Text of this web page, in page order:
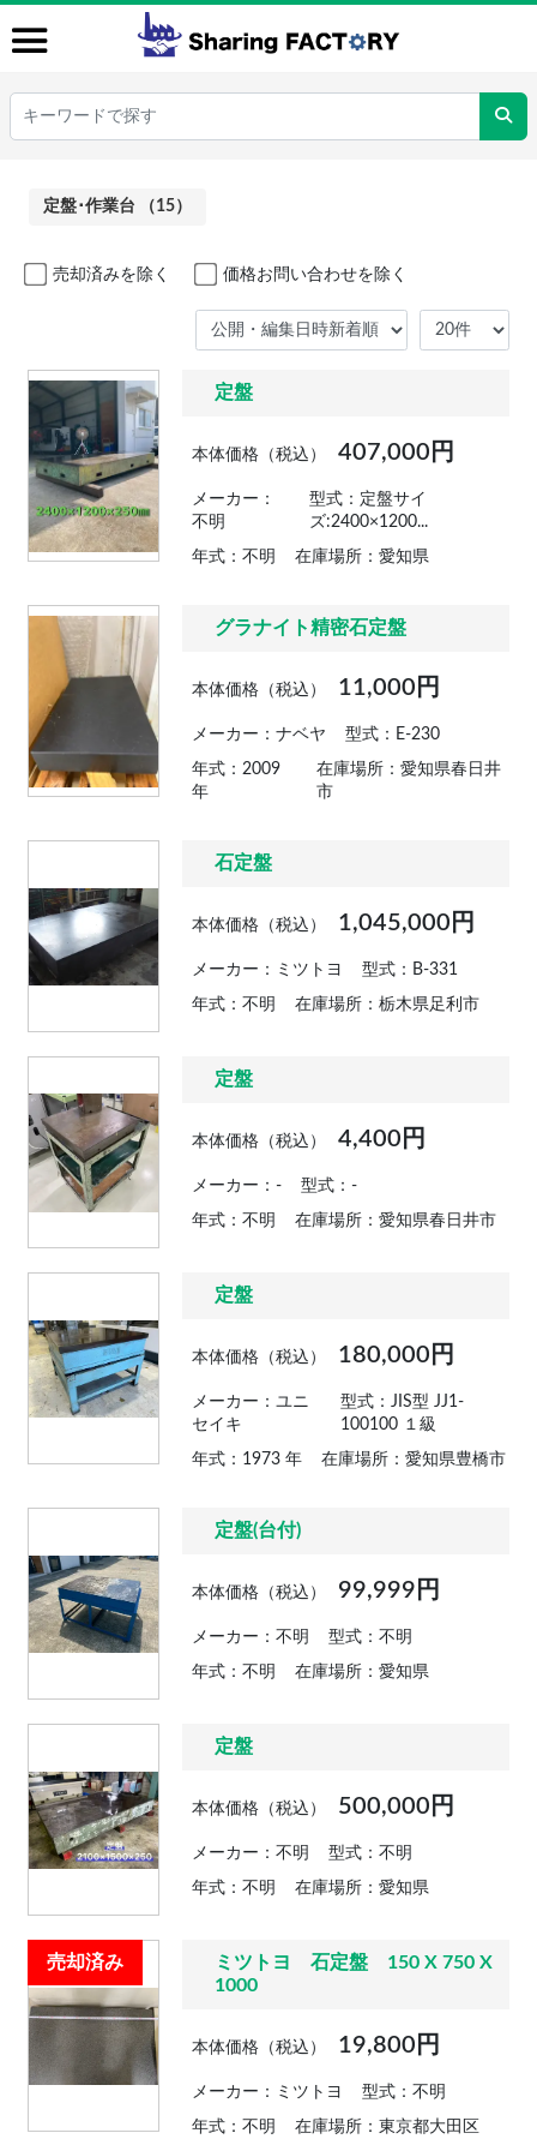
定盤･作業台 （15）
売却済みを除く 価格お問い合わせを除く
定盤
本体価格（税込） 407,000円
メーカー：
不明
型式：定盤サイ
ズ:2400×1200...
年式：不明 在庫場所：愛知県
グラナイト精密石定盤
本体価格（税込） 11,000円
メーカー：ナベヤ 型式：E-230
年式：2009
年
在庫場所：愛知県春日井
市
石定盤
本体価格（税込） 1,045,000円
メーカー：ミツトヨ 型式：B-331
年式：不明 在庫場所：栃木県足利市
定盤
本体価格（税込） 4,400円
メーカー：- 型式：-
年式：不明 在庫場所：愛知県春日井市
定盤
本体価格（税込） 180,000円
メーカー：ユニ
セイキ
型式：JIS型 JJ1-
100100 １級
年式：1973 年 在庫場所：愛知県豊橋市
定盤(台付)
本体価格（税込） 99,999円
メーカー：不明 型式：不明
年式：不明 在庫場所：愛知県
定盤
本体価格（税込） 500,000円
メーカー：不明 型式：不明
年式：不明 在庫場所：愛知県
売却済み
ミツトヨ 石定盤 150 X 750 X
1000
本体価格（税込） 19,800円
メーカー：ミツトヨ 型式：不明
年式：不明 在庫場所：東京都大田区